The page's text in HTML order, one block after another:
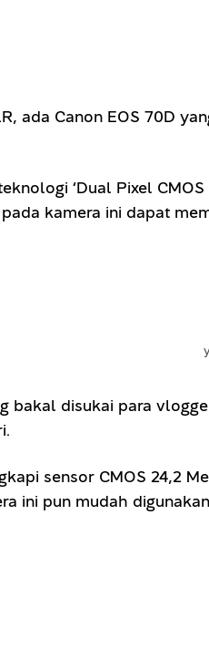
ada Canon EOS 70D
‘Dual Pixel
kamera ini dapat
bakal disukai para
sensor CMOS 24,2
ini pun mudah